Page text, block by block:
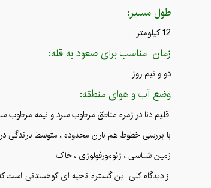
طول مسیر:
12 کیلومتر
زمان مناسب برای صعود به قله:
دو و نیم روز
وضع آب و هوای منطقه:
اقلیم دنا در زمره مناطق مرطوب سرد و نیمه مرطوب سرد قرار دارند . به طور کلی حداقل دمای مطلق 18-
با بررسی خطوط هم باران محدوده ، متوسط بارندگی در منطقه 694 میلی متر بوده است. اغلب بارندگیها درارتفاعات برف و در نواحی پست
زمین شناسی ، ژئومورفولوژی ، خاک
از دیدگاه کلی این گستره ناحیه ای کوهستانی